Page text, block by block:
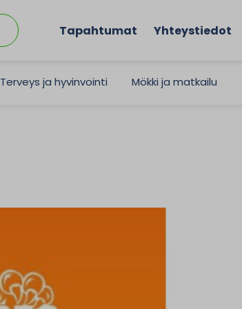
Tapahtumat Yhteystiedot
Terveys ja hyvinvointi Mökki ja matkailu